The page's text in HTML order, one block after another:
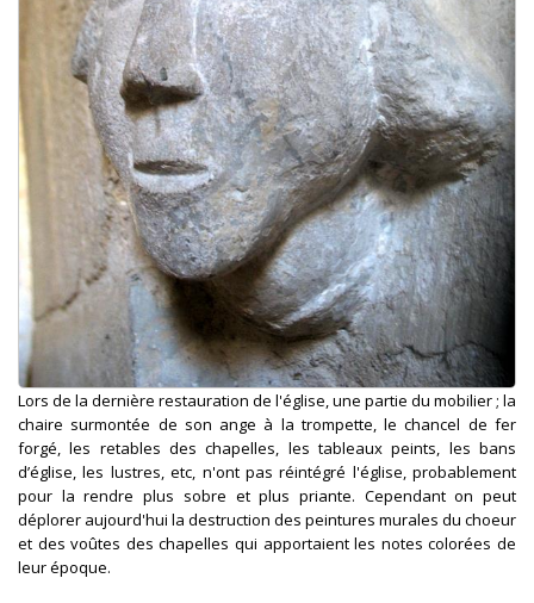
Lors de la dernière restauration de l'église, une partie du mobilier ; la
chaire surmontée de son ange à la trompette, le chancel de fer
forgé, les retables des chapelles, les tableaux peints, les bans
d’église, les lustres, etc, n'ont pas réintégré l'église, probablement
pour la rendre plus sobre et plus priante. Cependant on peut
déplorer aujourd'hui la destruction des peintures murales du choeur
et des voûtes des chapelles qui apportaient les notes colorées de
leur époque.